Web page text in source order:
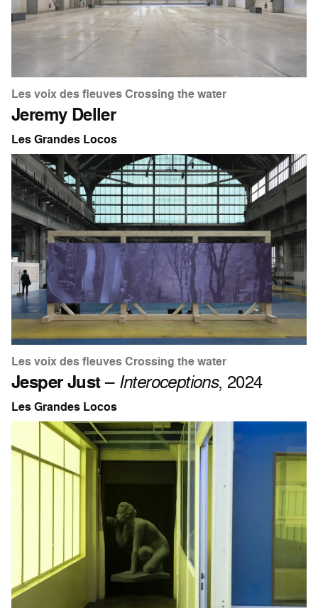
Les voix des fleuves Crossing the water
Jeremy Deller
Les Grandes Locos
Les voix des fleuves Crossing the water
Jesper Just– Interoceptions, 2024
Les Grandes Locos